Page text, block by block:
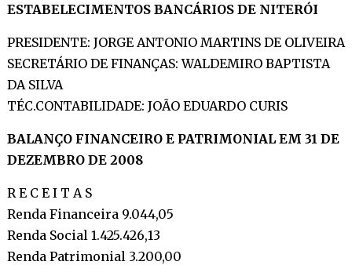
ESTABELECIMENTOS BANCÁRIOS DE NITERÓI
PRESIDENTE: JORGE ANTONIO MARTINS DE OLIVEIRA
SECRETÁRIO DE FINANÇAS: WALDEMIRO BAPTISTA
DA SILVA
TÉC.CONTABILIDADE: JOÃO EDUARDO CURIS
BALANÇO FINANCEIRO E PATRIMONIAL EM 31 DE
DEZEMBRO DE 2008
R E C E I T A S
Renda Financeira 9.044,05
Renda Social 1.425.426,13
Renda Patrimonial 3.200,00